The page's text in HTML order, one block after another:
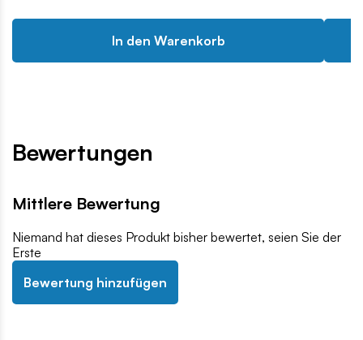
In den Warenkorb
Bewertungen
Mittlere Bewertung
Niemand hat dieses Produkt bisher bewertet, seien Sie der
Erste
Bewertung hinzufügen